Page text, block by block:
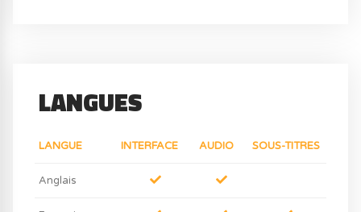
LANGUES
LANGUE INTERFACE AUDIO SOUS-TITRES
Anglais